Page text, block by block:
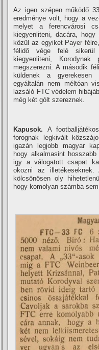
Az igen szépen működő
eredménye volt, hogy a
melyet a ferencvárosi
kiegyenliteni, dacára,
közül az egyiket Payer
félidő vége felé sikerül
kiegyenliteni,
megszerezni. A második
küldenek a gyerekesen
egyáltalán nem méltóan
lazsáló FTC védelem
még két gólt szereznek.
Kapusok. A
forognak legkivált
igazán legjobb magyar
hogy alkalmasint
igy a válogatott csapat
okozni az
kölcsönösen oly
hogy komolyan számba